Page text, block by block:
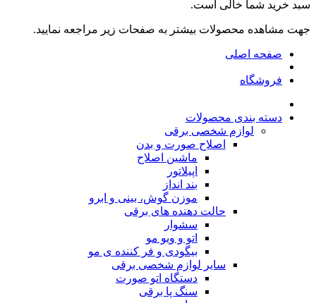
سبد خرید شما خالی است.
جهت مشاهده محصولات بیشتر به صفحات زیر مراجعه نمایید.
صفحه اصلی
فروشگاه
دسته بندی محصولات
لوازم شخصی برقی
اصلاح صورت و بدن
ماشین اصلاح
اپیلاتور
بند انداز
موزن گوش، بینی و ابرو
حالت دهنده های برقی
سشوار
اتو و ویو مو
بیگودی و فر کننده ی مو
سایر لوازم شخصی برقی
دستگاه اتو صورت
سنگ پا برقی